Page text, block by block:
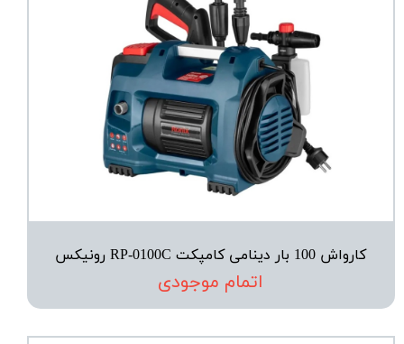
کارواش 100 بار دینامی کامپکت RP-0100C رونیکس
اتمام موجودی